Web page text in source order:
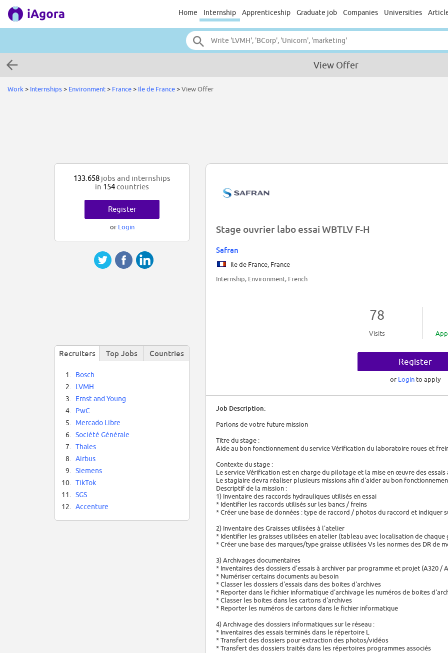
Home Internship Apprenticeship Graduate job Companies Universities
View Offer
Work > Internships> Environment> France> Ile de France>View Offer
Stage ouvrier labo essai WBTLV F-H
Safran
Ile de France, France
Internship, Environment, French
78
Visits
Register
or Login to apply
Job Description:
Parlons de votre future mission
Titre du stage :
Aide au bon fonctionnement du service Vérification du laboratoire roues et
Contexte du stage :
Le service Vérification est en charge du pilotage et la mise en œuvre des essais
Le stagiaire devra réaliser plusieurs missions afin d'aider au bon
Descriptif de la mission :
1) Inventaire des raccords hydrauliques utilisés en essai
* Identifier les raccords utilisés sur les bancs / freins
* Créer une base de données : type de raccord / photos du raccord et indiquer
2) Inventaire des Graisses utilisées à l'atelier
* Identifier les graisses utilisées en atelier (tableau avec localisation de chaque
* Créer une base des marques/type graisse utilisées Vs les normes des DR de
3) Archivages documentaires
* Inventaires des dossiers d'essais à archiver par programme et projet (A320 /
* Numériser certains documents au besoin
* Classer les dossiers d'essais dans des boites d'archives
* Reporter dans le fichier informatique d'archivage les numéros de boites
* Classer les boites dans les cartons d'archives
* Reporter les numéros de cartons dans le fichier informatique
4) Archivage des dossiers informatiques sur le réseau :
* Inventaires des essais terminés dans le répertoire L
* Transfert des dossiers pour extraction des photos/vidéos
* Transfert des dossiers traités dans les répertoires programmes associés
133.658 jobs and internships
in 154countries
Register
or Login
Recruiters Top Jobs Countries
1.
Bosch
2.
LVMH
3.
Ernst and Young
4.
PwC
5.
Mercado Libre
6.
Société Générale
7.
Thales
8.
Airbus
9.
Siemens
10.
TikTok
11.
SGS
12.
Accenture